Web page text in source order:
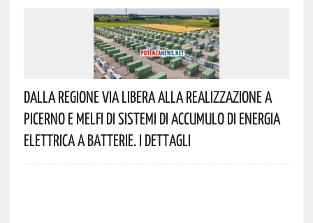
Dalla Regione Via Libera Alla Realizzazione A
Picerno E Melfi Di Sistemi Di Accumulo Di Energia
Elettrica A Batterie. I Dettagli